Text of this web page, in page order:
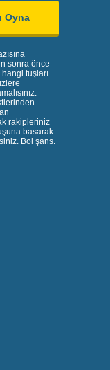
Oyna
sonra önce
tuşları
rakipleriniz
basarak
Bol şans.